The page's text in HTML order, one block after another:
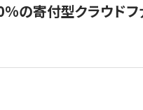
の寄付型クラウドフ